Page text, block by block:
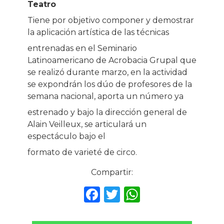
Teatro
Tiene por objetivo componer y demostrar
la aplicación artística de las técnicas
entrenadas en el Seminario
Latinoamericano de Acrobacia Grupal que
se realizó durante marzo, en la actividad
se expondrán los dúo de profesores de la
semana nacional, aporta un número ya
estrenado y bajo la dirección general de
Alain Veilleux, se articulará un
espectáculo bajo el
formato de varieté de circo.
Compartir:
F T W